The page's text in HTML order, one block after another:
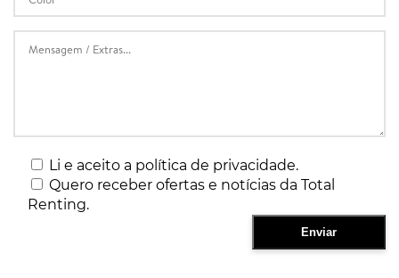
Li e aceito a política de privacidade.
Quero receber ofertas e notícias da Total
Renting.